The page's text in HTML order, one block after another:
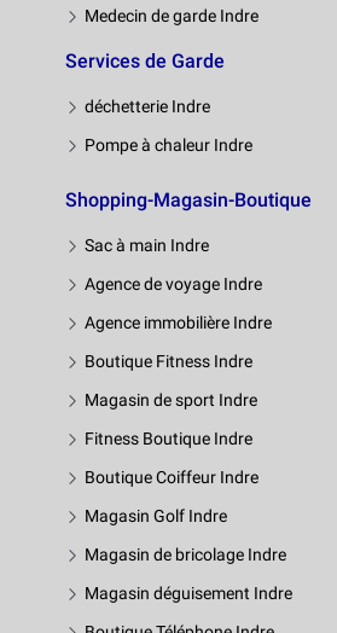
Medecin de garde Indre
Services de Garde
déchetterie Indre
Pompe à chaleur Indre
Shopping-Magasin-Boutique
Sac à main Indre
Agence de voyage Indre
Agence immobilière Indre
Boutique Fitness Indre
Magasin de sport Indre
Fitness Boutique Indre
Boutique Coiffeur Indre
Magasin Golf Indre
Magasin de bricolage Indre
Magasin déguisement Indre